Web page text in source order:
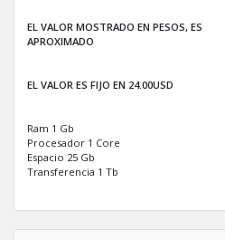
EL VALOR MOSTRADO EN PESOS, ES
APROXIMADO
EL VALOR ES FIJO EN 24.00USD
Ram 1 Gb
Procesador 1 Core
Espacio 25 Gb
Transferencia 1 Tb